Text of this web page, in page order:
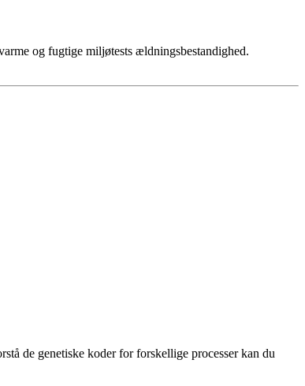
og fugtige miljøtests ældningsbestandighed.
de genetiske koder for forskellige processer kan du